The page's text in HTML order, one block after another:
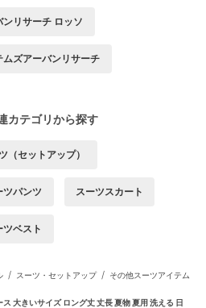
ンリサーチ ロッソ
ムズアーバンリサーチ
カテゴリから探す
（セットアップ）
ツパンツ スーツスカート
ツベスト
/ スーツ・セットアップ/ その他スーツアイテム
大きいサイズ ロング丈 丈長 夏物 夏用 洗える 日